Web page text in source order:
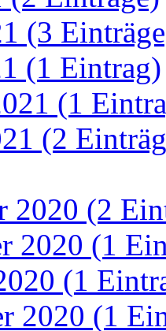
(3
(1 Eintrag)
(1
(2
2020 (2
2020 (1
(1
2020 (1